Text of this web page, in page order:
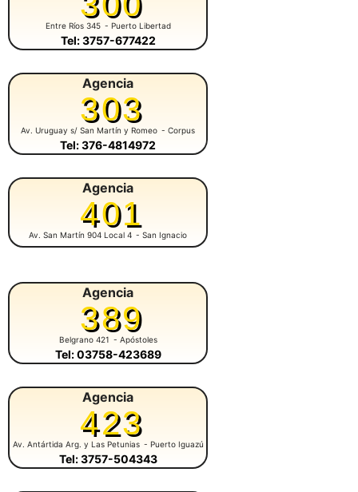
Entre Ríos 345 - Puerto Libertad
Tel: 3757-677422
Agencia
303
Av. Uruguay s/ San Martín y Romeo - Corpus
Tel: 376-4814972
Agencia
401
Av. San Martín 904 Local 4 - San Ignacio
Agencia
389
Belgrano 421 - Apóstoles
Tel: 03758-423689
Agencia
423
Av. Antártida Arg. y Las Petunias - Puerto Iguazú
Tel: 3757-504343